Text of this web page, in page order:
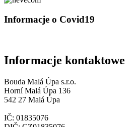
Informacje o Covid19
Informacje kontaktowe
Bouda Malá Úpa s.r.o.
Horní Malá Úpa 136
542 27 Malá Úpa
IČ: 01835076